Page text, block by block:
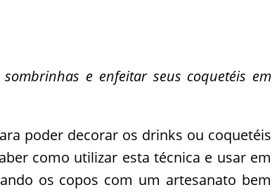
e enfeitar seus coquetéis em
poder decorar os drinks ou coquetéis
como utilizar esta técnica e usar em
os copos com um artesanato bem